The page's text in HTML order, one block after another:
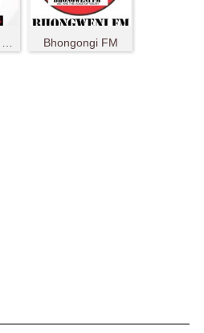
Bhongongi FM